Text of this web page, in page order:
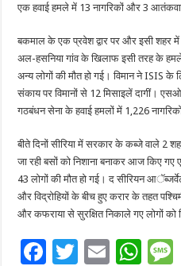
एक हवाई हमले में 13 नागरिकों और 3
बकमाल के एक प्रवेश द्वार पर और इसी शहर
अल-हसनिया गांव के खिलाफ इसी तरह के
अन्य लोगों की मौत हो गई। विमान ने ISIS
संकाय पर विमानों से 12 मिसाइलें दागीं।
गठबंधन सेना के हवाई हमलों में 1,226
बीते दिनों सीरिया में सरकार के कब्जे वाले 2
जा रही बसों को निशाना बनाकर आज किए
43 लोगों की मौत हो गई। द सीरियन
और विद्रोहियों के बीच हुए करार के तहत
और कफराया से सुरक्षित निकाले गए लोगों को
F
T
E
W